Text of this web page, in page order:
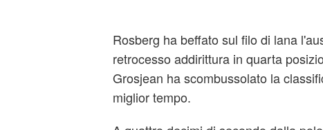
Rosberg ha beffato sul filo di lana
retrocesso addirittura in quarta
Grosjean ha scombussolato la
miglior tempo.